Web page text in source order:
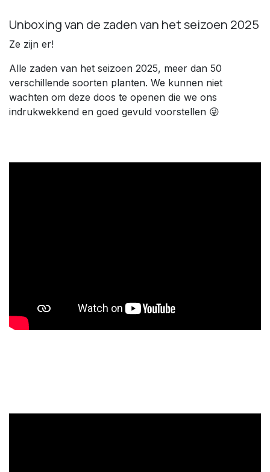
Unboxing van de zaden van het seizoen 2025
Ze zijn er!
Alle zaden van het seizoen 2025, meer dan 50
verschillende soorten planten. We kunnen niet
wachten om deze doos te openen die we ons
indrukwekkend en goed gevuld voorstellen 😜